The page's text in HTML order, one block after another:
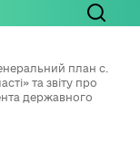
план с.
та звіту про
державного